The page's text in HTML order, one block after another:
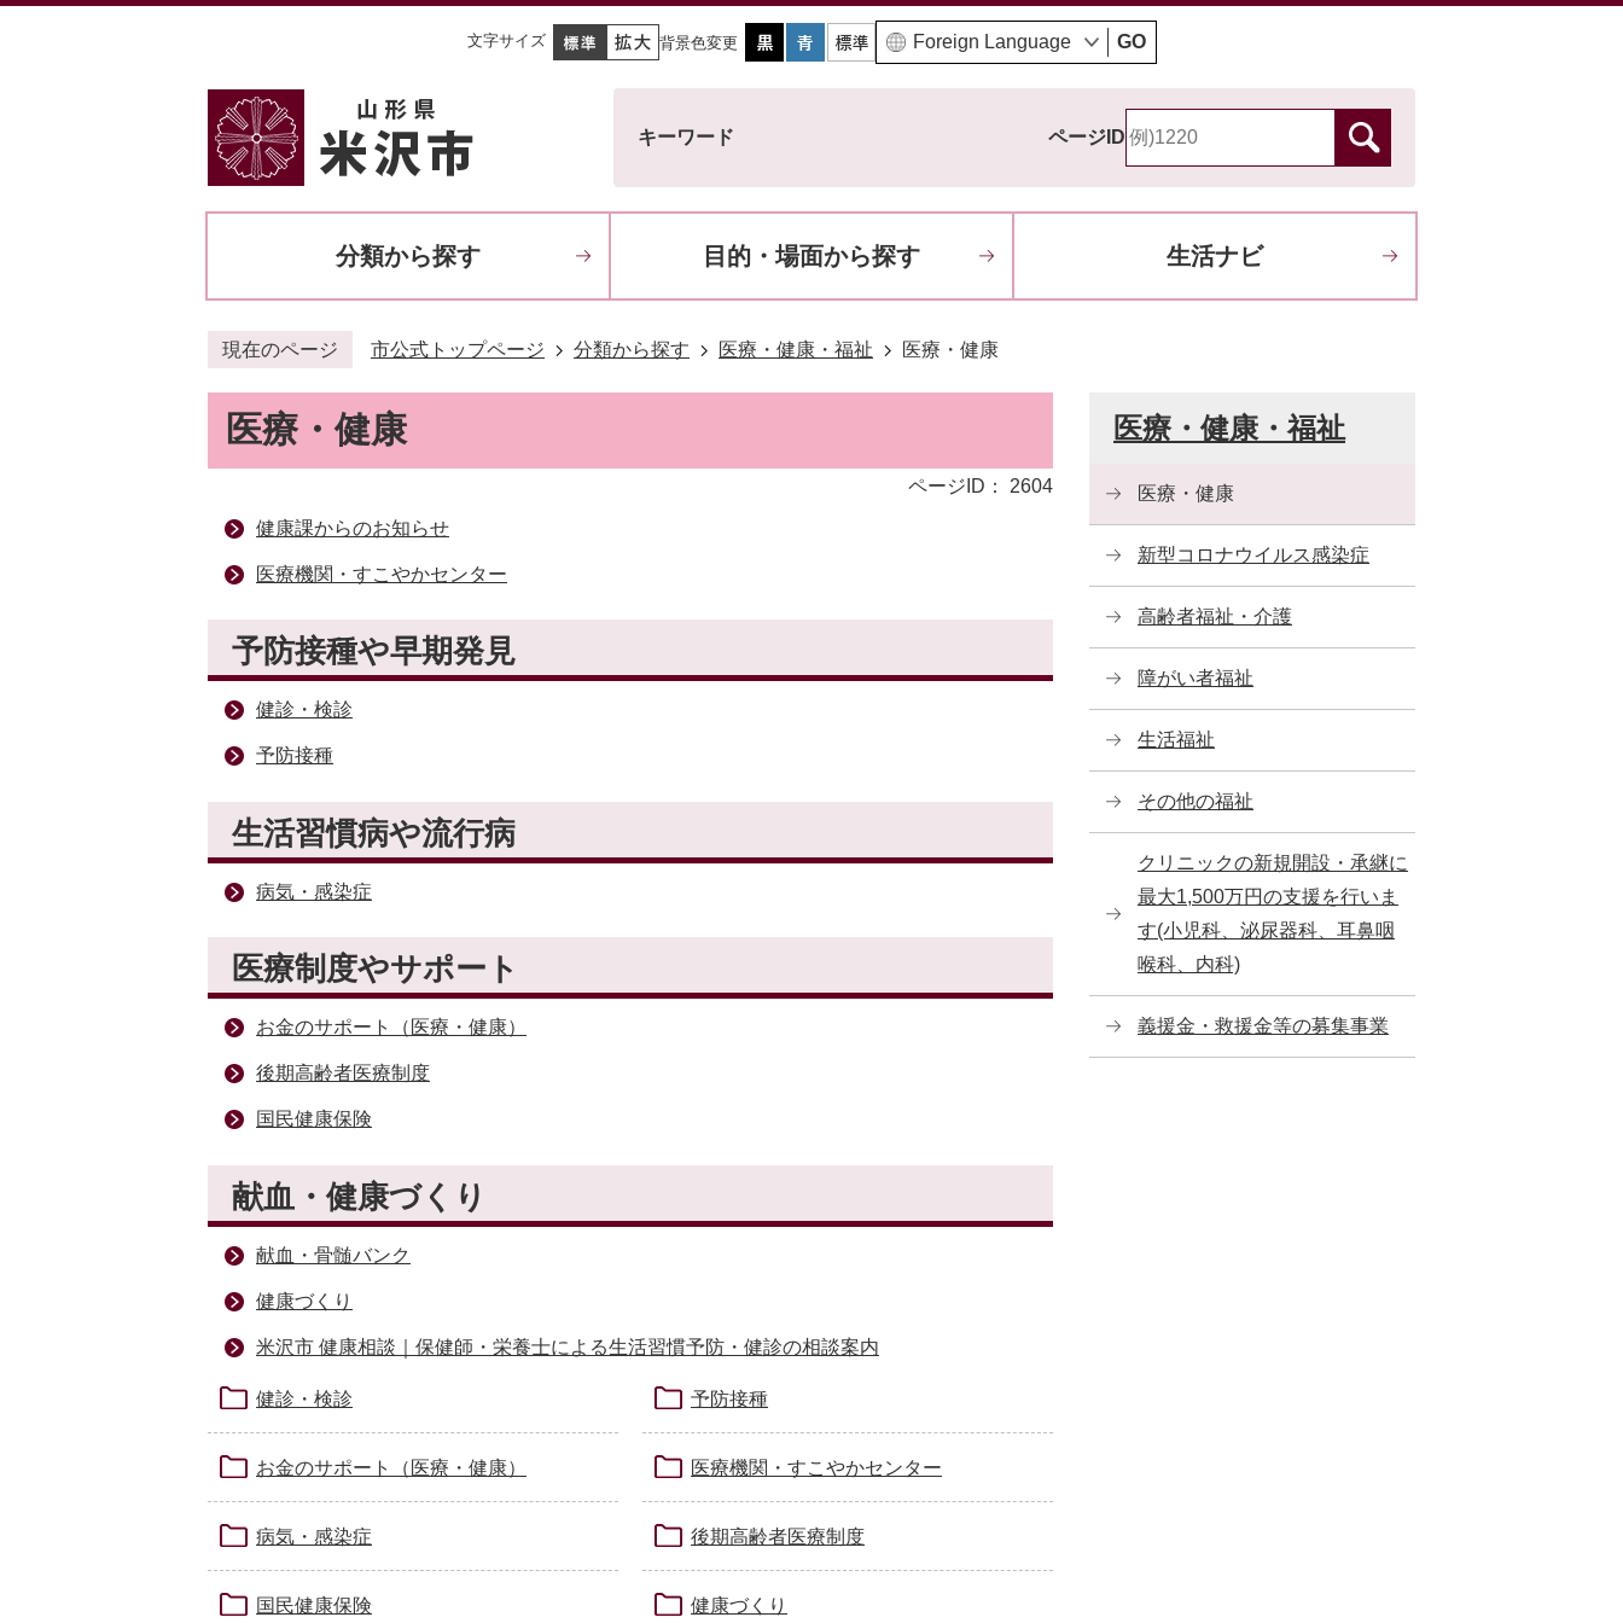
文字サイズ 背景色変更 GO
キーワード ページID
分類から探す 目的・場面から探す 生活ナビ
現在のページ 市公式トップページ 分類から探す 医療・健康・福祉 医療・健康
医療・健康
ページID： 2604
健康課からのお知らせ
医療機関・すこやかセンター
予防接種や早期発見
健診・検診
予防接種
生活習慣病や流行病
病気・感染症
医療制度やサポート
お金のサポート（医療・健康）
後期高齢者医療制度
国民健康保険
献血・健康づくり
献血・骨髄バンク
健康づくり
米沢市 健康相談｜保健師・栄養士による生活習慣予防・健診の相談案内
健診・検診 予防接種
お金のサポート（医療・健康） 医療機関・すこやかセンター
病気・感染症 後期高齢者医療制度
国民健康保険 健康づくり
医療・健康・福祉
医療・健康
新型コロナウイルス感染症
高齢者福祉・介護
障がい者福祉
生活福祉
その他の福祉
クリニックの新規開設・承継に
最大1,500万円の支援を行いま
す(小児科、泌尿器科、耳鼻咽
喉科、内科)
義援金・救援金等の募集事業